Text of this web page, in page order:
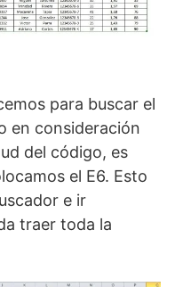
para buscar el
en consideración
del código, es
el E6. Esto
e ir
traer toda la